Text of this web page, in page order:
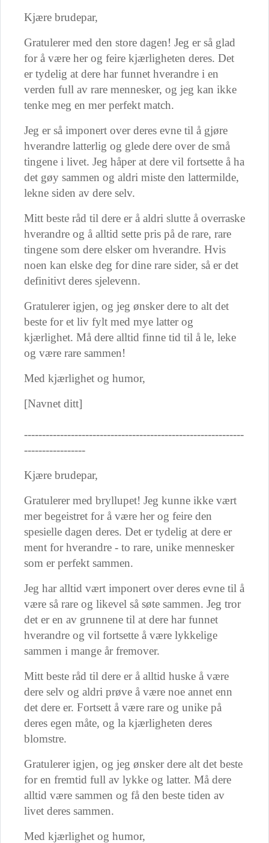
Kjære brudepar,
Gratulerer med den store dagen! Jeg er så glad
for å være her og feire kjærligheten deres. Det
er tydelig at dere har funnet hverandre i en
verden full av rare mennesker, og jeg kan ikke
tenke meg en mer perfekt match.
Jeg er så imponert over deres evne til å gjøre
hverandre latterlig og glede dere over de små
tingene i livet. Jeg håper at dere vil fortsette å ha
det gøy sammen og aldri miste den lattermilde,
lekne siden av dere selv.
Mitt beste råd til dere er å aldri slutte å overraske
hverandre og å alltid sette pris på de rare, rare
tingene som dere elsker om hverandre. Hvis
noen kan elske deg for dine rare sider, så er det
definitivt deres sjelevenn.
Gratulerer igjen, og jeg ønsker dere to alt det
beste for et liv fylt med mye latter og
kjærlighet. Må dere alltid finne tid til å le, leke
og være rare sammen!
Med kjærlighet og humor,
[Navnet ditt]
-------------------------------------------------------------
-----------------
Kjære brudepar,
Gratulerer med bryllupet! Jeg kunne ikke vært
mer begeistret for å være her og feire den
spesielle dagen deres. Det er tydelig at dere er
ment for hverandre - to rare, unike mennesker
som er perfekt sammen.
Jeg har alltid vært imponert over deres evne til å
være så rare og likevel så søte sammen. Jeg tror
det er en av grunnene til at dere har funnet
hverandre og vil fortsette å være lykkelige
sammen i mange år fremover.
Mitt beste råd til dere er å alltid huske å være
dere selv og aldri prøve å være noe annet enn
det dere er. Fortsett å være rare og unike på
deres egen måte, og la kjærligheten deres
blomstre.
Gratulerer igjen, og jeg ønsker dere alt det beste
for en fremtid full av lykke og latter. Må dere
alltid være sammen og få den beste tiden av
livet deres sammen.
Med kjærlighet og humor,